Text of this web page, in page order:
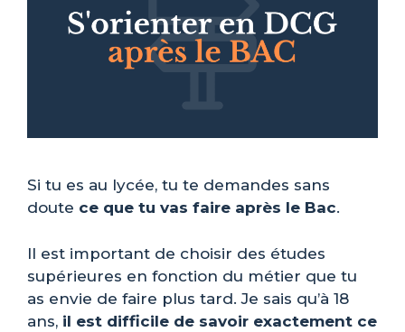
Si tu es au lycée, tu te demandes sans
doute ce que tu vas faire après le Bac.
Il est important de choisir des études
supérieures en fonction du métier que tu
as envie de faire plus tard. Je sais qu’à 18
ans, il est difficile de savoir exactement ce